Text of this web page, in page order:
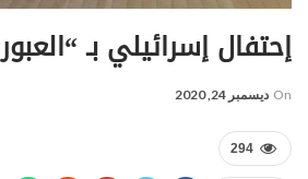
إحتفال إسرائيلي بـ
On ديسمبر 24, 2020
294